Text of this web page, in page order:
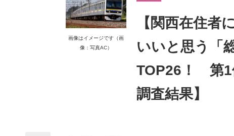
ITエンジニア向け専門サイト 企業向けIT製
モノづくり技術者専門サイト エレクトロニ
画像はイメージです（画
像：写真AC）
【関西在住者
いいと思う「
TOP26！ 第1
調査結果】